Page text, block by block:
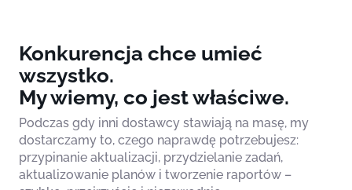
Konkurencja chce umieć
wszystko.
My wiemy, co jest właściwe.
Podczas gdy inni dostawcy stawiają na masę, my
dostarczamy to, czego naprawdę potrzebujesz:
przypinanie aktualizacji, przydzielanie zadań,
aktualizowanie planów i tworzenie raportów –